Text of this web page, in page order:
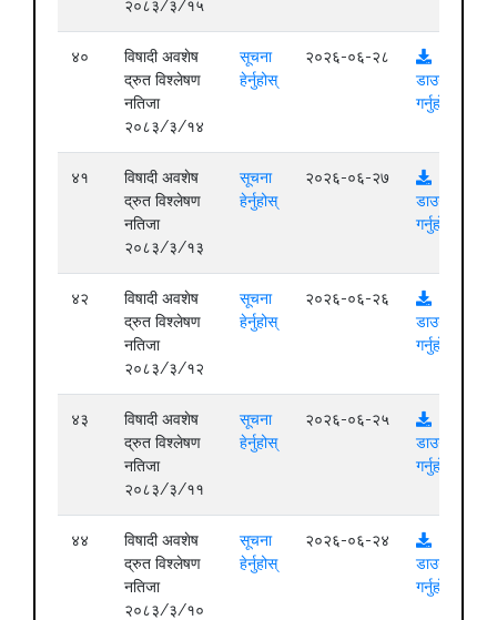
२०८३/३/१५
४०
विषादी अवशेष
द्रुत विश्लेषण
नतिजा
२०८३/३/१४
सूचना
हेर्नुहोस्
२०२६-०६-२८
डाउनलोड
गर्नुहोस्
४१
विषादी अवशेष
द्रुत विश्लेषण
नतिजा
२०८३/३/१३
सूचना
हेर्नुहोस्
२०२६-०६-२७
डाउनलोड
गर्नुहोस्
४२
विषादी अवशेष
द्रुत विश्लेषण
नतिजा
२०८३/३/१२
सूचना
हेर्नुहोस्
२०२६-०६-२६
डाउनलोड
गर्नुहोस्
४३
विषादी अवशेष
द्रुत विश्लेषण
नतिजा
२०८३/३/११
सूचना
हेर्नुहोस्
२०२६-०६-२५
डाउनलोड
गर्नुहोस्
४४
विषादी अवशेष
द्रुत विश्लेषण
नतिजा
२०८३/३/१०
सूचना
हेर्नुहोस्
२०२६-०६-२४
डाउनलोड
गर्नुहोस्